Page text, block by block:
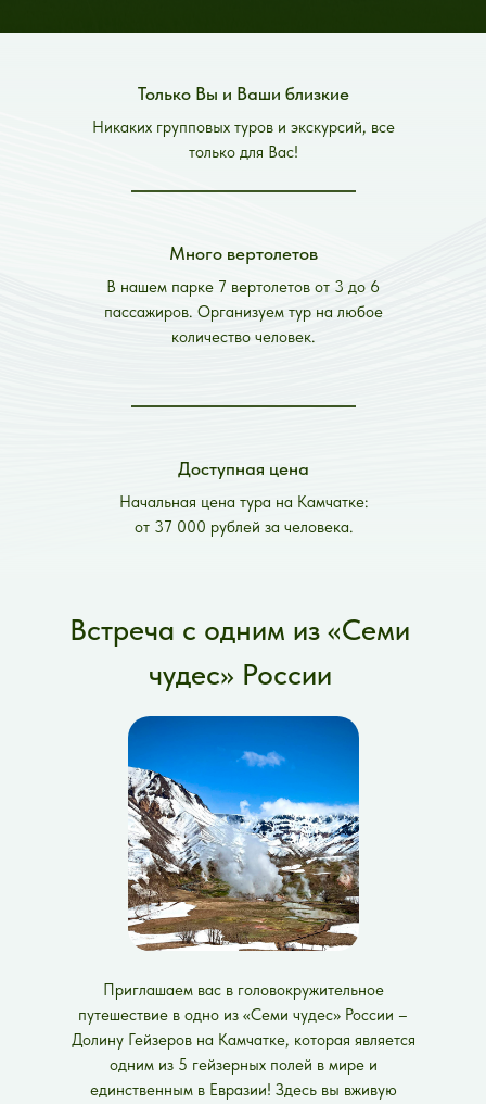
Только Вы и Ваши близкие
Много вертолетов
Доступная цена
Никаких групповых туров и экскурсий, все
только для Вас!
В нашем парке 7 вертолетов от 3 до 6
пассажиров. Организуем тур на любое
количество человек.
Начальная цена тура на Камчатке:
от 37 000 рублей за человека.
Встреча с одним из «Семи
чудес» России
Приглашаем вас в головокружительное
путешествие в одно из «Семи чудес» России –
Долину Гейзеров на Камчатке, которая является
одним из 5 гейзерных полей в мире и
единственным в Евразии! Здесь вы вживую